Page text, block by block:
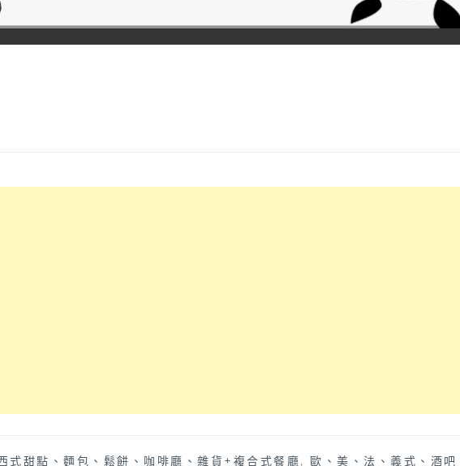
式甜點、麵包、鬆餅、咖啡廳、雜貨+複合式餐廳, 歐、美、法、義式、酒吧